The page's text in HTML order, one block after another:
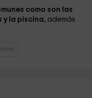
como son las
y la piscina, además